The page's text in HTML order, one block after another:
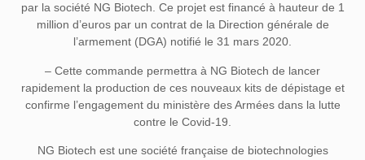
par la société NG Biotech. Ce projet est financé à hauteur de 1
million d’euros par un contrat de la Direction générale de
l’armement (DGA) notifié le 31 mars 2020.
– Cette commande permettra à NG Biotech de lancer
rapidement la production de ces nouveaux kits de dépistage et
confirme l’engagement du ministère des Armées dans la lutte
contre le Covid-19.
NG Biotech est une société française de biotechnologies